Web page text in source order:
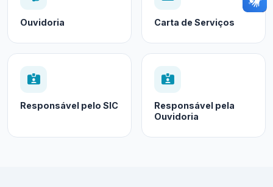
Ouvidoria Carta de Serviços
Responsável pelo SIC
Responsável pela
Ouvidoria